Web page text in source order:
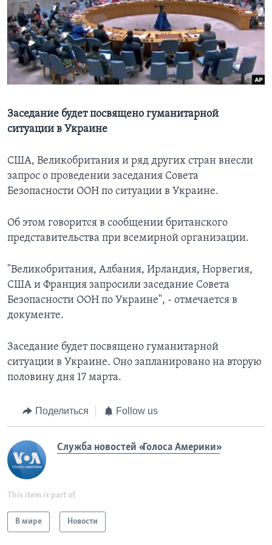
Learning English
СОЦИАЛЬНЫЕ СЕТИ
Языки
Заседание будет посвящено гуманитарной
ситуации в Украине
США, Великобритания и ряд других стран внесли
запрос о проведении заседания Совета
Безопасности ООН по ситуации в Украине.
Об этом говорится в сообщении британского
представительства при всемирной организации.
"Великобритания, Албания, Ирландия, Норвегия,
США и Франция запросили заседание Совета
Безопасности ООН по Украине", - отмечается в
документе.
Заседание будет посвящено гуманитарной
ситуации в Украине. Оно запланировано на вторую
половину дня 17 марта.
Поделиться Follow us
Служба новостей «Голоса Америки»
This item is part of
В мире Новости